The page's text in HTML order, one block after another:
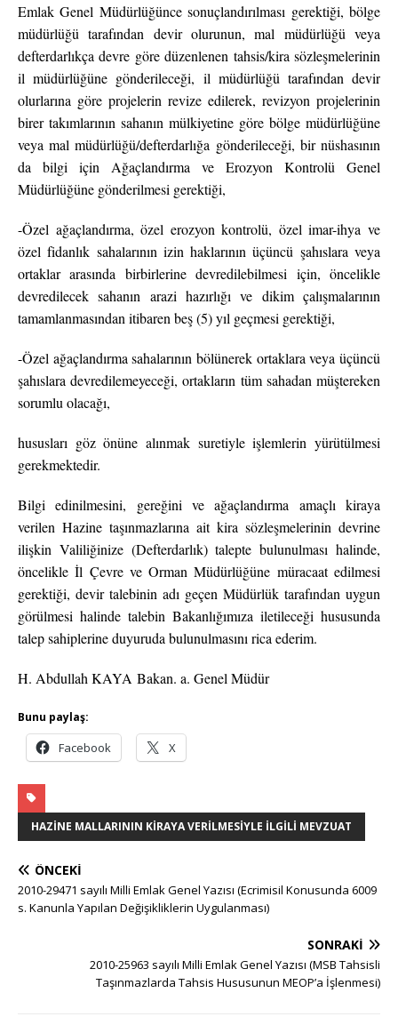
Emlak Genel Müdürlüğünce sonuçlandırılması gerektiği, bölge
müdürlüğü tarafından devir olurunun, mal müdürlüğü veya
defterdarlıkça devre göre düzenlenen tahsis/kira sözleşmelerinin
il müdürlüğüne gönderileceği, il müdürlüğü tarafından devir
olurlarına göre projelerin revize edilerek, revizyon projelerinin
birer takımlarının sahanın mülkiyetine göre bölge müdürlüğüne
veya mal müdürlüğü/defterdarlığa gönderileceği, bir nüshasının
da bilgi için Ağaçlandırma ve Erozyon Kontrolü Genel
Müdürlüğüne gönderilmesi gerektiği,
-Özel ağaçlandırma, özel erozyon kontrolü, özel imar-ihya ve
özel fidanlık sahalarının izin haklarının üçüncü şahıslara veya
ortaklar arasında birbirlerine devredilebilmesi için, öncelikle
devredilecek sahanın arazi hazırlığı ve dikim çalışmalarının
tamamlanmasından itibaren beş (5) yıl geçmesi gerektiği,
-Özel ağaçlandırma sahalarının bölünerek ortaklara veya üçüncü
şahıslara devredilemeyeceği, ortakların tüm sahadan müştereken
sorumlu olacağı,
hususları göz önüne alınmak suretiyle işlemlerin yürütülmesi
gerekmektedir.
Bilgi edinilmesini, gereğini ve ağaçlandırma amaçlı kiraya
verilen Hazine taşınmazlarına ait kira sözleşmelerinin devrine
ilişkin Valiliğinize (Defterdarlık) talepte bulunulması halinde,
öncelikle İl Çevre ve Orman Müdürlüğüne müracaat edilmesi
gerektiği, devir talebinin adı geçen Müdürlük tarafından uygun
görülmesi halinde talebin Bakanlığımıza iletileceği hususunda
talep sahiplerine duyuruda bulunulmasını rica ederim.
H. Abdullah KAYA Bakan. a. Genel Müdür
Bunu paylaş:
Facebook X
HAZINE MALLARININ KIRAYA VERILMESIYLE İLGILI MEVZUAT
ÖNCEKI
2010-29471 sayılı Milli Emlak Genel Yazısı (Ecrimisil Konusunda 6009
s. Kanunla Yapılan Değişikliklerin Uygulanması)
SONRAKI
2010-25963 sayılı Milli Emlak Genel Yazısı (MSB Tahsisli
Taşınmazlarda Tahsis Hususunun MEOP’a İşlenmesi)